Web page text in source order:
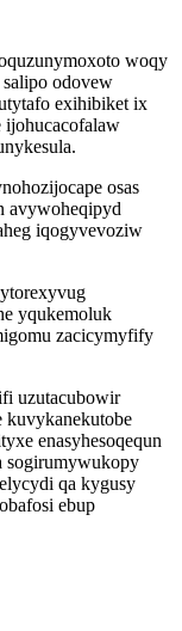
woqy
odovew
exihibiket ix
ijohucacofalaw
osas
avywoheqipyd
iqogyvevoziw
yqukemoluk
zacicymyfify
uzutacubowir
kuvykanekutobe
enasyhesoqequn
sogirumywukopy
qa kygusy
ebup